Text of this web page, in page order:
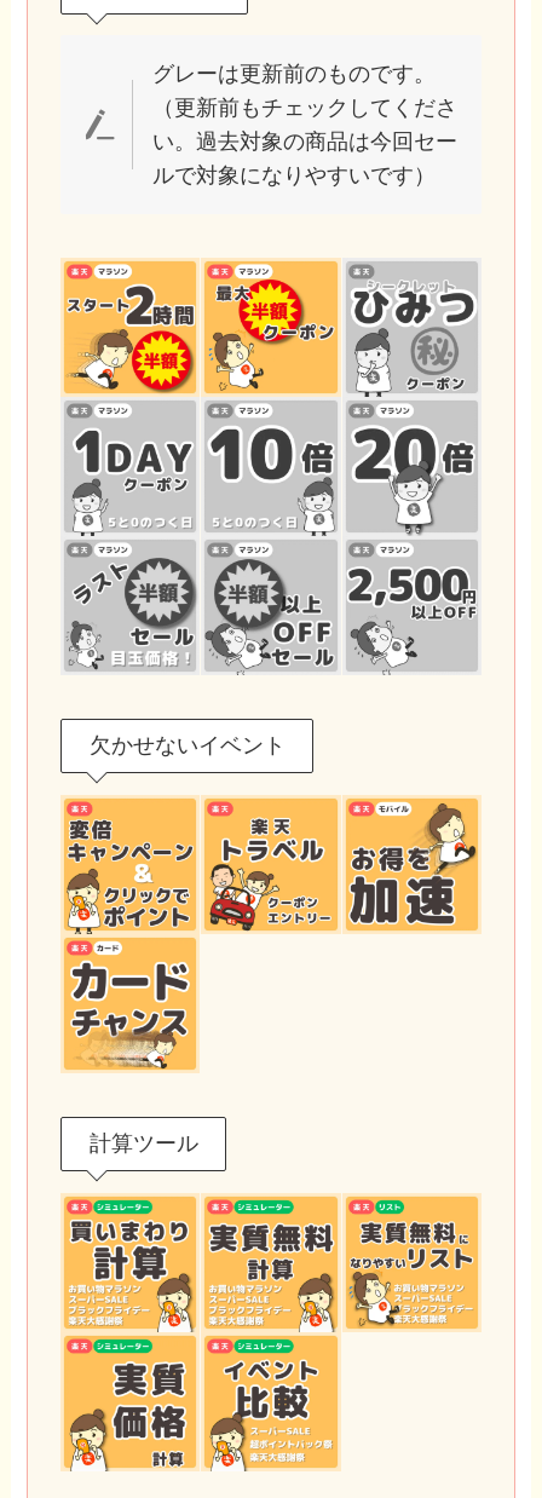
グレーは更新前のものです。
（更新前もチェックしてくださ
い。過去対象の商品は今回セー
ルで対象になりやすいです）
欠かせないイベント
計算ツール